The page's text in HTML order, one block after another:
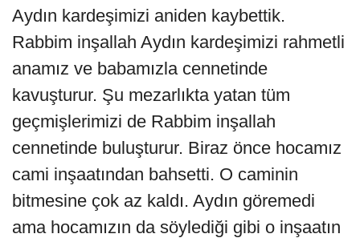
Aydın kardeşimizi aniden kaybettik.
Rabbim inşallah Aydın kardeşimizi rahmetli
anamız ve babamızla cennetinde
kavuşturur. Şu mezarlıkta yatan tüm
geçmişlerimizi de Rabbim inşallah
cennetinde buluşturur. Biraz önce hocamız
cami inşaatından bahsetti. O caminin
bitmesine çok az kaldı. Aydın göremedi
ama hocamızın da söylediği gibi o inşaatın